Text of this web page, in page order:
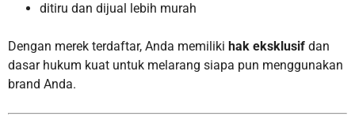
ditiru dan dijual lebih murah
Dengan merek terdaftar, Anda memiliki hak eksklusif dan
dasar hukum kuat untuk melarang siapa pun menggunakan
brand Anda.